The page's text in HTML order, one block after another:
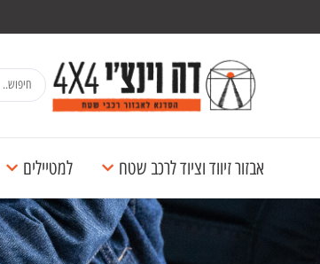
אבזור זיווד וציוד לרכב שטח למטיילים